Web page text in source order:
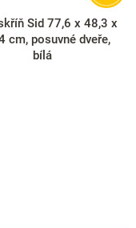
Sid 77,6 x 48,3 x
cm, posuvné dveře,
bílá